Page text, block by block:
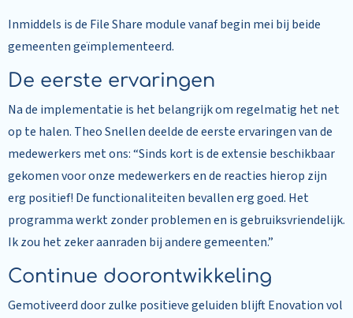
Inmiddels is de File Share module vanaf begin mei bij beide
gemeenten geïmplementeerd.
De eerste ervaringen
Na de implementatie is het belangrijk om regelmatig het net
op te halen. Theo Snellen deelde de eerste ervaringen van de
medewerkers met ons: “Sinds kort is de extensie beschikbaar
gekomen voor onze medewerkers en de reacties hierop zijn
erg positief! De functionaliteiten bevallen erg goed. Het
programma werkt zonder problemen en is gebruiksvriendelijk.
Ik zou het zeker aanraden bij andere gemeenten.”
Continue doorontwikkeling
Gemotiveerd door zulke positieve geluiden blijft Enovation vol